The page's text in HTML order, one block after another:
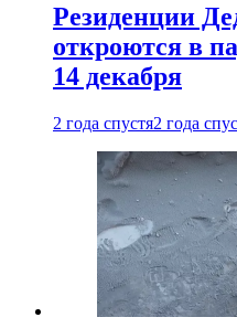
Резиденции
откроются в
14 декабря
2 года спустя2 года